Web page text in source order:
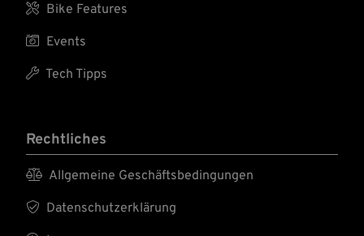
 Bike Features
 Events
 Tech Tipps
Rechtliches
 Allgemeine Geschäftsbedingungen
 Datenschutzerklärung